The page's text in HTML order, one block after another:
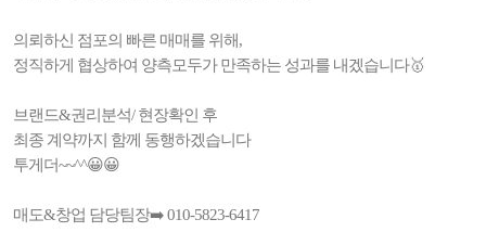
의뢰하신 점포의 빠른 매매를 위해,
정직하게 협상하여 양측모두가 만족하는 성과를 내겠습니다🥇
브랜드&권리분석/ 현장확인 후
최종 계약까지 함께 동행하겠습니다
투게더~~^^😀😀
매도&창업 담당팀장➡️ 010-5823-6417